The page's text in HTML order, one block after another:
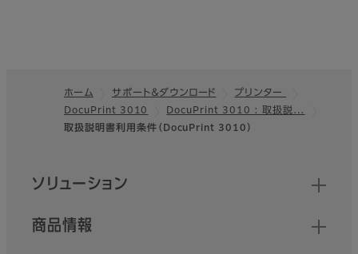
フッター
ホーム サポート＆ダウンロード
プリンター
DocuPrint 3010
DocuPrint 3010 : 取扱説…
取扱説明書利用条件（DocuPrint 3010）
クイックリンク
ソリューション
商品情報